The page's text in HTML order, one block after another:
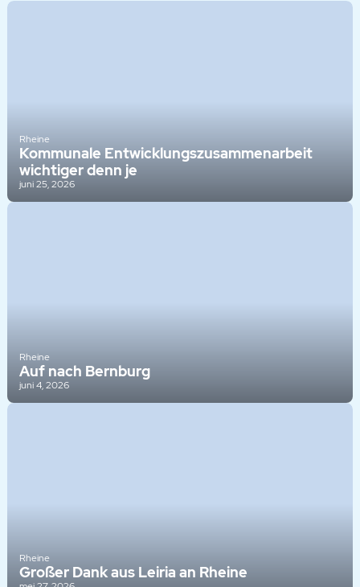
Rheine
Kommunale Entwicklungszusammenarbeit
wichtiger denn je
juni 25, 2026
Rheine
Auf nach Bernburg
juni 4, 2026
Rheine
Großer Dank aus Leiria an Rheine